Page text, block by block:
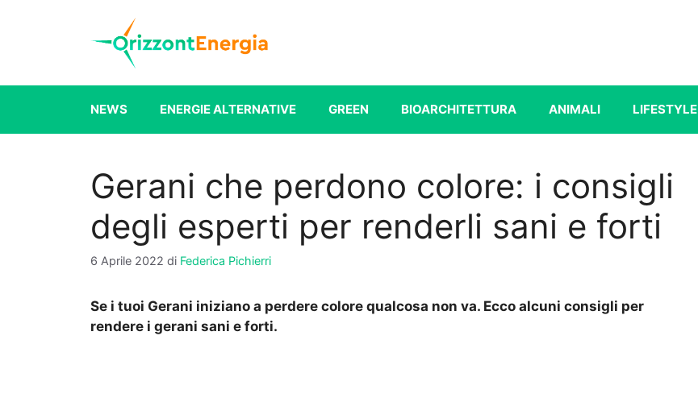
NEWS ENERGIE ALTERNATIVE GREEN BIOARCHITETTURA ANIMALI LIFESTYLE
Gerani che perdono colore: i consigli
degli esperti per renderli sani e forti
6 Aprile 2022 di Federica Pichierri
Se i tuoi Gerani iniziano a perdere colore qualcosa non va. Ecco alcuni consigli per
rendere i gerani sani e forti.